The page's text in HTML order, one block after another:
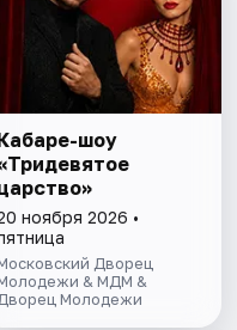
шоу
ноября 2026 •
Дворец
& МДМ &
Дворец Молодежи